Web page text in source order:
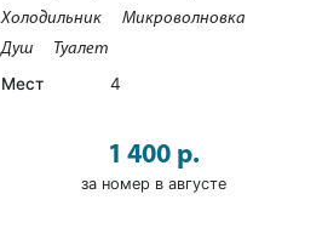
Холодильник
Микроволновка
Душ
Туалет
Мест 4
1 400 р.
за номер в августе